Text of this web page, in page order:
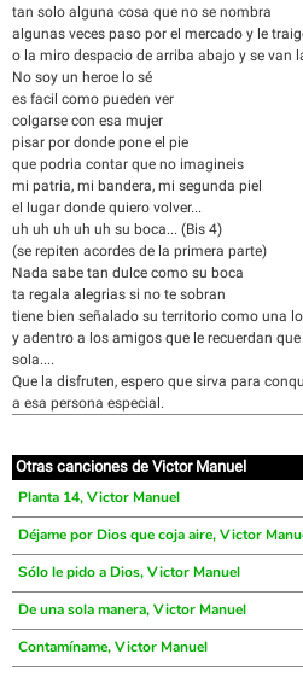
tan solo alguna cosa que no se nombra
algunas veces paso por el mercado y le
o la miro despacio de arriba abajo y se van
No soy un heroe lo sé
es facil como pueden ver
colgarse con esa mujer
pisar por donde pone el pie
que podria contar que no imagineis
mi patria, mi bandera, mi segunda piel
el lugar donde quiero volver...
uh uh uh uh uh su boca... (Bis 4)
(se repiten acordes de la primera parte)
Nada sabe tan dulce como su boca
ta regala alegrias si no te sobran
tiene bien señalado su territorio como una
y adentro a los amigos que le recuerdan
sola....
Que la disfruten, espero que sirva para
a esa persona especial.
Otras canciones de Victor Manuel
Planta 14, Victor Manuel
Déjame por Dios que coja aire, Victor
Sólo le pido a Dios, Victor Manuel
De una sola manera, Victor Manuel
Contamíname, Victor Manuel